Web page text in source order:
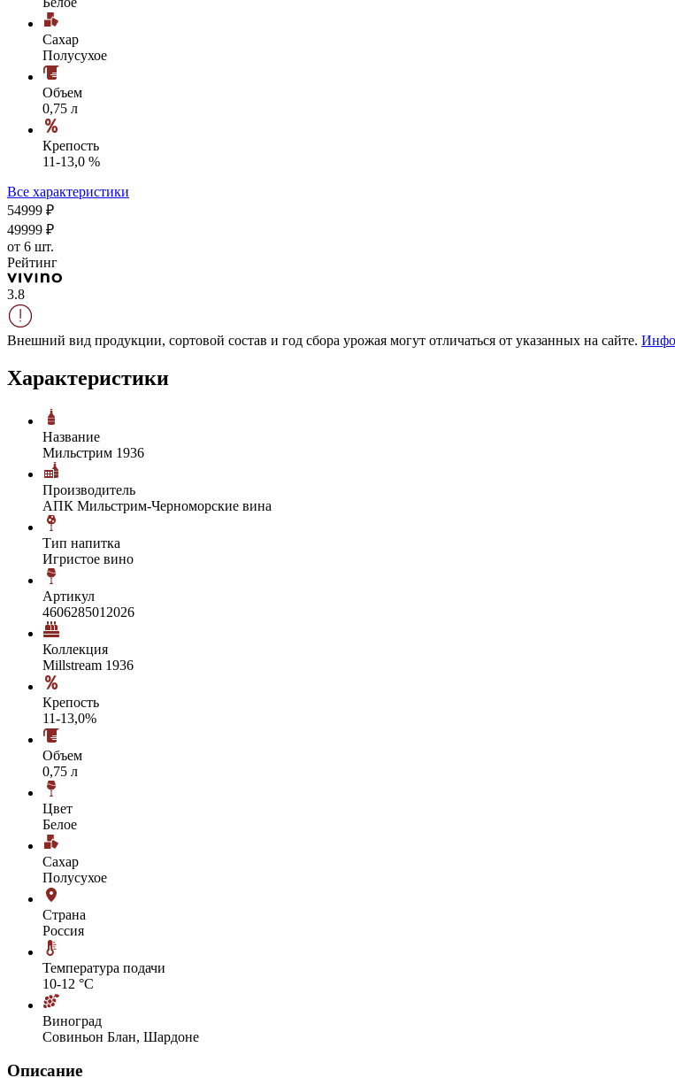
Сахар
Полусухое
Объем
0,75 л
Крепость
11-13,0 %
Все характеристики
54999 ₽
49999 ₽
от 6 шт.
Рейтинг
3.8
Внешний вид продукции, сортовой состав и год сбора урожая могут отличаться от указанных на сайте.
Характеристики
Название
Мильстрим 1936
Производитель
АПК Мильстрим-Черноморские вина
Тип напитка
Игристое вино
Артикул
4606285012026
Коллекция
Millstream 1936
Крепость
11-13,0%
Объем
0,75 л
Цвет
Белое
Сахар
Полусухое
Страна
Россия
Температура подачи
10-12 °С
Виноград
Совиньон Блан, Шардоне
Описание